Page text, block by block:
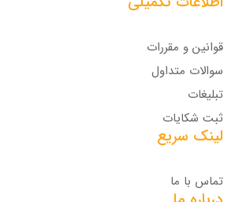
قوانین و مقررات
سوالات متداول
تبلیغات
ثبت شکایات
لینک سریع
تماس با ما